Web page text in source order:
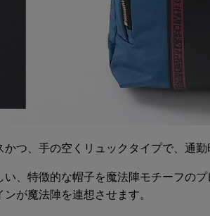
つ、手の空くリュックタイプで、通勤
、特徴的な帽子を魔法陣モチーフの
が魔法陣を連想させます。